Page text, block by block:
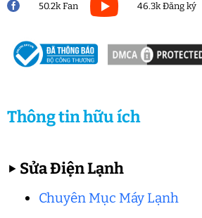
50.2k Fan 46.3k Đăng ký
Thông tin hữu ích
▶ Sửa Điện Lạnh
Chuyên Mục Máy Lạnh